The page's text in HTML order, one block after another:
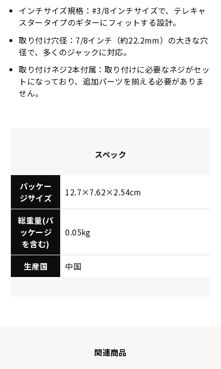
インチサイズ規格：#3/8インチサイズで、テレキャ
スタータイプのギターにフィットする設計。
取り付け穴径：7/8インチ（約22.2mm）の大きな穴
径で、多くのジャックに対応。
取り付けネジ2本付属：取り付けに必要なネジがセッ
トになっており、追加パーツを揃える必要がありま
せん。
スペック
パッケー
ジサイズ
12.7×7.62×2.54cm
総重量(パ
ッケージ
を含む)
0.05kg
生産国 中国
関連商品